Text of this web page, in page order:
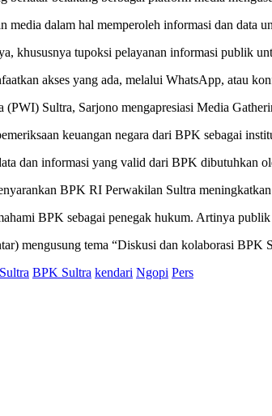
media dalam hal memperoleh informasi dan
khususnya tupoksi pelayanan informasi publik
akses yang ada, melalui WhatsApp, atau
(PWI) Sultra, Sarjono mengapresiasi Media
keuangan negara dari BPK sebagai
dan informasi yang valid dari BPK dibutuhkan
BPK RI Perwakilan Sultra
BPK sebagai penegak hukum. Artinya
mengusung tema “Diskusi dan kolaborasi BPK
BPK Sultra kendari Ngopi Pers